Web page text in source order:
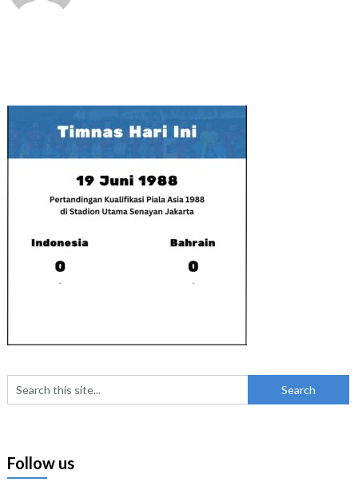
Follow us